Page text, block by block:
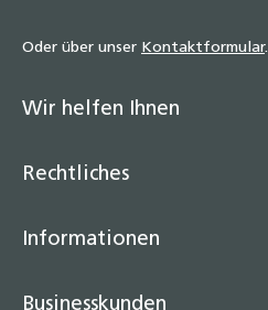
Oder über unser Kontaktformular.
Wir helfen Ihnen
Rechtliches
Informationen
Businesskunden